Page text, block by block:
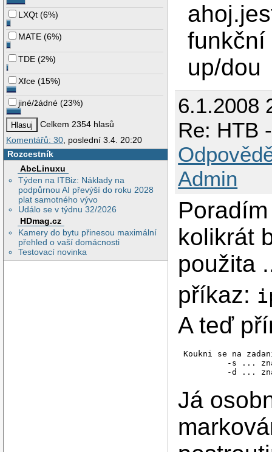
LXQt (6%)
MATE (6%)
TDE (2%)
Xfce (15%)
jiné/žádné (23%)
Celkem 2354 hlasů
Komentářů: 30 , poslední 3.4. 20:20
Rozcestník
AbcLinuxu
Týden na ITBiz: Náklady na
podpůrnou AI převýší do roku 2028
plat samotného vývo
Událo se v týdnu 32/2026
HDmag.cz
Kamery do bytu přinesou maximální
přehled o vaší domácnosti
Testovací novinka
funkční
up/dou
6.1.2008
Re: HTB
Admin
kolikrát
použita
příkaz:
A teď
Koukni se na
-s ...
Já